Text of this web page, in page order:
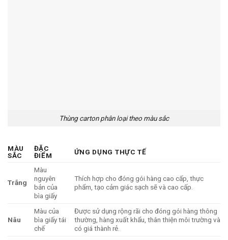
Thùng carton phân loại theo màu sắc
MÀU
SẮC
ĐẶC
ĐIỂM
ỨNG DỤNG THỰC TẾ
Trắng
Màu
nguyên
bản của
bìa giấy
Thích hợp cho đóng gói hàng cao cấp, thực
phẩm, tạo cảm giác sạch sẽ và cao cấp.
Nâu
Màu của
bìa giấy tái
chế
Được sử dụng rộng rãi cho đóng gói hàng thông
thường, hàng xuất khẩu, thân thiện môi trường và
có giá thành rẻ.